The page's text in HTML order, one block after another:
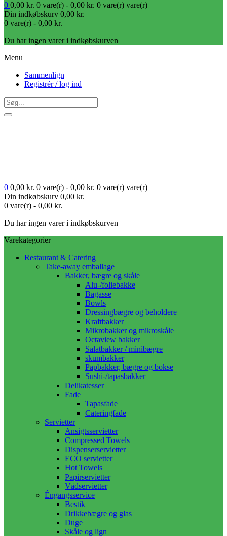
0 0,00 kr. 0 vare(r) - 0,00 kr. 0 vare(r) vare(r)
Din indkøbskurv 0,00 kr.
0 vare(r) - 0,00 kr.
Du har ingen varer i indkøbskurven
Menu
Sammenlign
Registrér / log ind
0 0,00 kr. 0 vare(r) - 0,00 kr. 0 vare(r) vare(r)
Din indkøbskurv 0,00 kr.
0 vare(r) - 0,00 kr.
Du har ingen varer i indkøbskurven
Varekategorier
Restaurant & Catering
Take-away emballage
Bakker, bægre og skåle
Alu-/foliebakke
Bagasse
Bowls
Dressingbægre og beholdere
Kraftbakker
Mikrobakker og mikroskåle
Octaview bakker
Salatbakker / minibægre
skumbakker
Papbakker, bægre og bokse
Sushi-/tapasbakker
Delikatesser
Fade
Tapasfade
Cateringfade
Servietter
Ansigtsservietter
Compressed Towels
Dispenserservietter
ECO servietter
Hot Towels
Papirservietter
Vådservietter
Éngangsservice
Bestik
Drikkebægre og glas
Duge
Skåle og lign